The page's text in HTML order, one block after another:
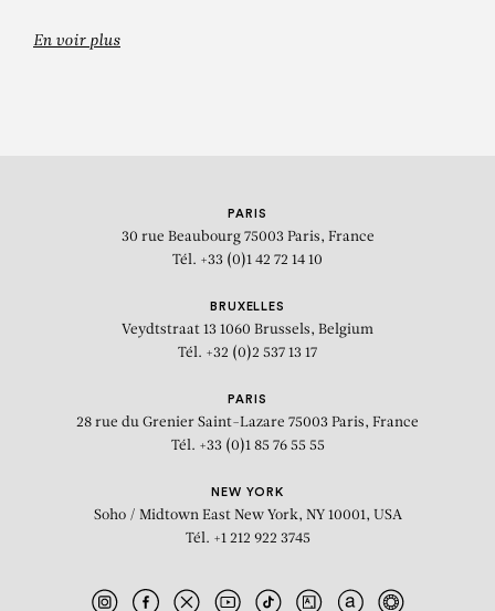
En voir plus
PARIS
30 rue Beaubourg 75003 Paris, France
Tél. +33 (0)1 42 72 14 10
BRUXELLES
Veydtstraat 13 1060 Brussels, Belgium
Tél. +32 (0)2 537 13 17
PARIS
28 rue du Grenier Saint-Lazare 75003 Paris, France
Tél. +33 (0)1 85 76 55 55
NEW YORK
Soho / Midtown East New York, NY 10001, USA
Tél. +1 212 922 3745